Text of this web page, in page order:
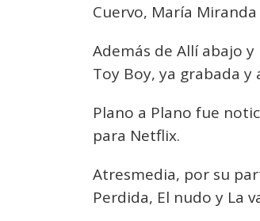
Cuervo, María Miranda
Además de Allí abajo
Toy Boy, ya grabada
Plano a Plano fue
para Netflix.
Atresmedia, por su
Perdida, El nudo y La